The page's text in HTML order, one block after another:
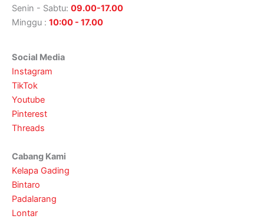
Senin - Sabtu: 09.00-17.00
Minggu : 10:00 - 17.00
Social Media
Instagram
TikTok
Youtube
Pinterest
Threads
Cabang Kami
Kelapa Gading
Bintaro
Padalarang
Lontar